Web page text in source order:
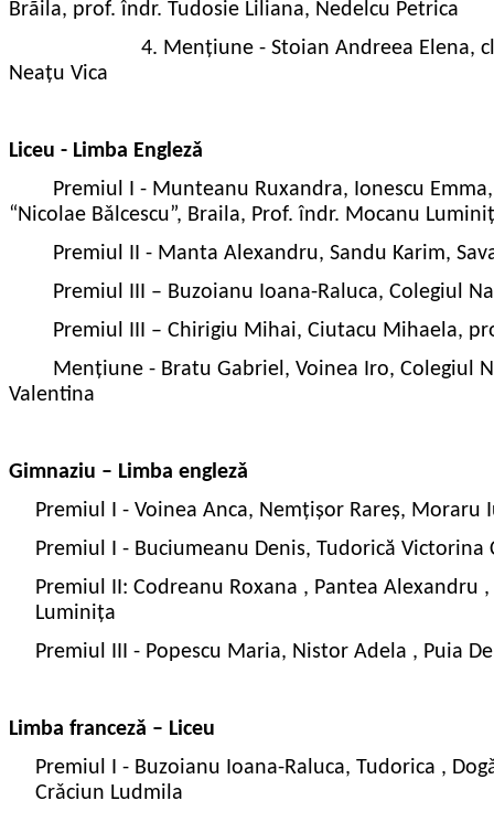
Brãila, prof. îndr. Tudosie Liliana, Nedelcu Petrica
4. Mențiune - Stoian Andreea Elena,
Neațu Vica
Liceu - Limba Englezǎ
Premiul I - Munteanu Ruxandra, Ionescu
“Nicolae Bǎlcescu”, Braila, Prof. îndr. Mocanu
Premiul II - Manta Alexandru, Sandu Karim,
Premiul III – Buzoianu Ioana-Raluca, Colegiul
Premiul III – Chirigiu Mihai, Ciutacu Mihaela,
Mențiune - Bratu Gabriel, Voinea Iro, Colegiul
Valentina
Gimnaziu – Limba englezǎ
Premiul I - Voinea Anca, Nemțișor Rareș,
Premiul I - Buciumeanu Denis, Tudorică
Premiul II: Codreanu Roxana , Pantea Alexandru
Luminița
Premiul III - Popescu Maria, Nistor Adela , Puia
Limba francezǎ – Liceu
Premiul I - Buzoianu Ioana-Raluca, Tudorica ,
Crǎciun Ludmila